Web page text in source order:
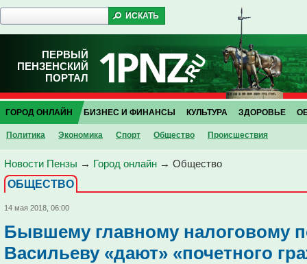
ПЕРВЫЙ
ПЕНЗЕНСКИЙ
ПОРТАЛ
ГОРОД ОНЛАЙН
Политика Экономика Спорт Общество Проиcшествия
БИЗНЕС И ФИНАНСЫ КУЛЬТУРА ЗДОРОВЬЕ
Новости Пензы → Город онлайн → Общество
ОБЩЕСТВО
14 мая 2018, 06:00
Бывшему главному налоговому
Васильеву «дают» «почетного